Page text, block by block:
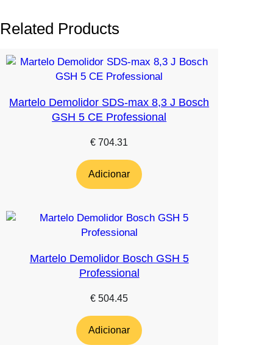
Related Products
Martelo Demolidor SDS-max 8,3 J Bosch
GSH 5 CE Professional
€ 704.31
Adicionar
Martelo Demolidor Bosch GSH 5
Professional
€ 504.45
Adicionar